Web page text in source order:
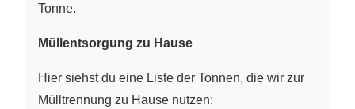
Tonne.
Müllentsorgung zu Hause
Hier siehst du eine Liste der Tonnen, die wir zur
Mülltrennung zu Hause nutzen: